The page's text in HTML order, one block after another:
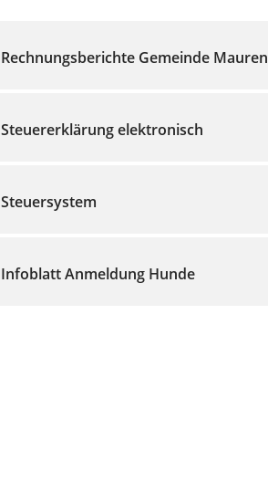
Rechnungsberichte Gemeinde Mauren
Steuererklärung elektronisch
Steuersystem
Infoblatt Anmeldung Hunde